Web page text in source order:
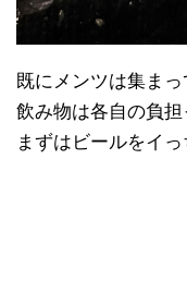
既にメンツは集まっ
飲み物は各自の負担
まずはビールをイっ